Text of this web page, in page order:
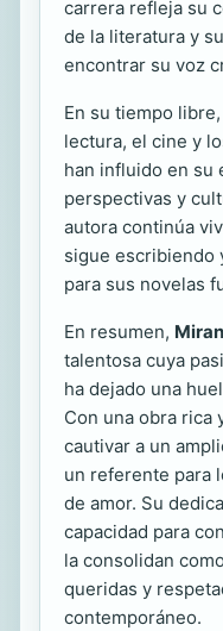
carrera refleja su
de la literatura y
encontrar su voz
En su tiempo
lectura, el cine y
han influido en su
perspectivas y
autora continúa
sigue escribiendo
para sus novelas
En resumen,
talentosa cuya
ha dejado una
Con una obra rica
cautivar a un
un referente para
de amor. Su
capacidad para
la consolidan
queridas y
contemporáneo.